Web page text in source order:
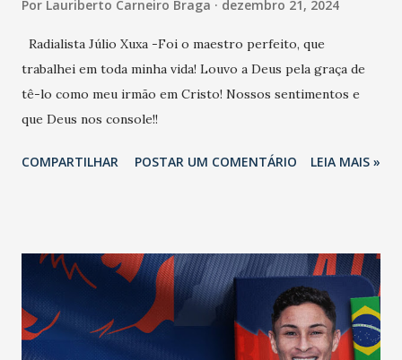
Por Lauriberto Carneiro Braga dezembro 21, 2024
Radialista Júlio Xuxa -Foi o maestro perfeito, que
trabalhei em toda minha vida! Louvo a Deus pela graça de
tê-lo como meu irmão em Cristo! Nossos sentimentos e
que Deus nos console!!
COMPARTILHAR POSTAR UM COMENTÁRIO LEIA MAIS »